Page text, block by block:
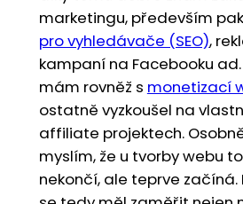
marketingu, především pak
pro vyhledávače (SEO),
kampaní na Facebooku
mám rovněž s monetizací
ostatně vyzkoušel na
affiliate projektech.
myslím, že u tvorby webu
nekončí, ale teprve začíná.